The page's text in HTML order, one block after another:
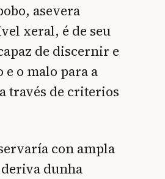
asevera
xeral, é de seu
de discernir e
o malo para a
través de criterios
con ampla
dunha